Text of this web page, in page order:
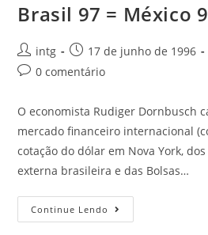
Brasil 97 = México
intg 17 de junho de 1996
0 comentário
O economista Rudiger Dornbusch
mercado financeiro internacional
cotação do dólar em Nova York,
externa brasileira e das Bolsas…
Continue Lendo